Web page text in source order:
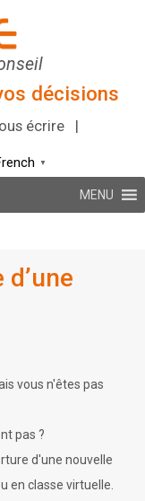
décisions
écrire|
▼
MENU
vous n'êtes pas
pas ?
d'une nouvelle
en classe virtuelle.